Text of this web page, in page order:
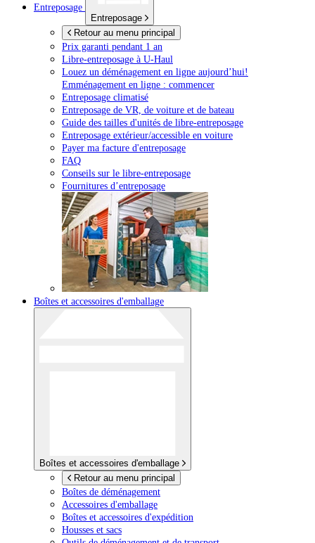
Entreposage
Entreposage
Retour au menu principal
Prix garanti pendant 1 an
Libre-entreposage à U-Haul
Louez un déménagement en ligne aujourd’hui!
Emménagement en ligne : commencer
Entreposage climatisé
Entreposage de VR, de voiture et de bateau
Guide des tailles d'unités de libre-entreposage
Entreposage extérieur/accessible en voiture
Payer ma facture d'entreposage
FAQ
Conseils sur le libre-entreposage
Fournitures d’entreposage
Boîtes et accessoires d'emballage
Boîtes et accessoires d'emballage
Retour au menu principal
Boîtes de déménagement
Accessoires d'emballage
Boîtes et accessoires d'expédition
Housses et sacs